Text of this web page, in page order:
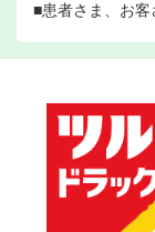
■患者さま、お